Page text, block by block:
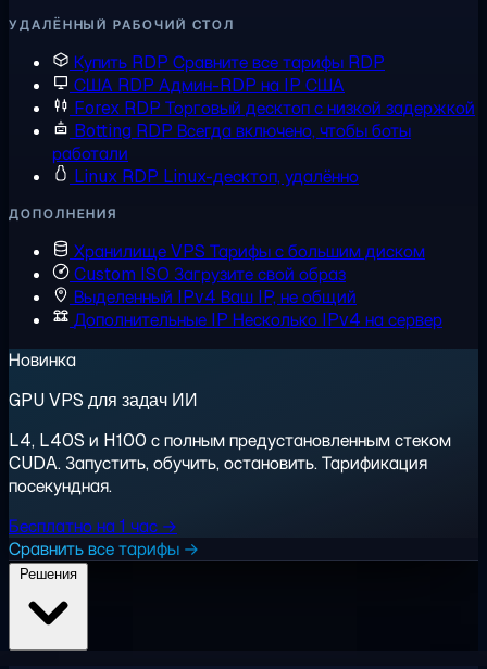
УДАЛЁННЫЙ РАБОЧИЙ СТОЛ
Купить RDP Сравните все тарифы RDP
США RDP Админ-RDP на IP США
Forex RDP Торговый десктоп с низкой задержкой
Botting RDP Всегда включено, чтобы боты
работали
Linux RDP Linux-десктоп, удалённо
ДОПОЛНЕНИЯ
Хранилище VPS Тарифы с большим диском
Custom ISO Загрузите свой образ
Выделенный IPv4 Ваш IP, не общий
Дополнительные IP Несколько IPv4 на сервер
Новинка
GPU VPS для задач ИИ
L4, L40S и H100 с полным предустановленным стеком
CUDA. Запустить, обучить, остановить. Тарификация
посекундная.
Бесплатно на 1 час →
Сравнить все тарифы →